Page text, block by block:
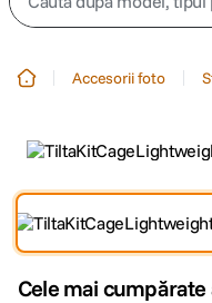
3. trepied telefon
peak design
Accesorii foto
Cele mai cumpărate